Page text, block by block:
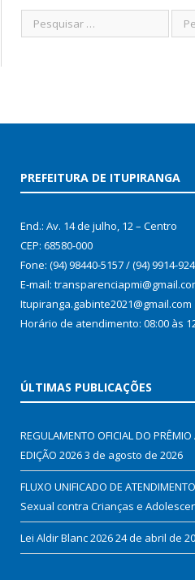
PREFEITURA DE ITUPIRANGA
End.: Av. 14 de julho, 12 – Centro
CEP: 68580-000
Fone: (94) 98440-5157 / (94) 9914-
E-mail:
Itupiranga.gabinte2021@gmail.com
Horário de atendimento: 08:00 às
ÚLTIMAS PUBLICAÇÕES
REGULAMENTO OFICIAL DO
EDIÇÃO 20263 de agosto de 2026
FLUXO UNIFICADO DE
Sexual contra Crianças e
Lei Aldir Blanc 202624 de abril de